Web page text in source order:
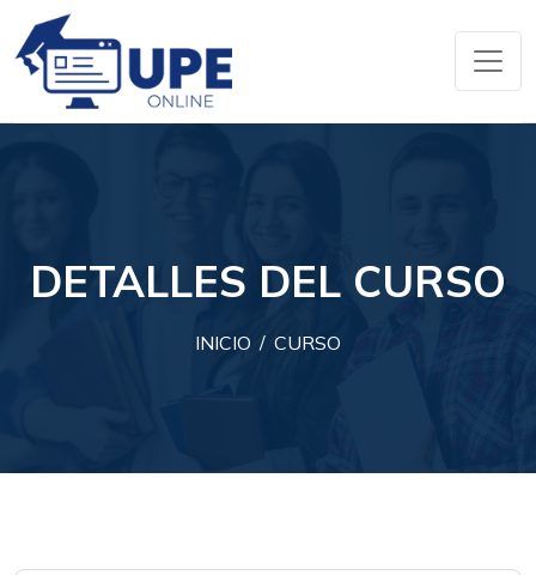
DETALLES DEL CURSO
INICIO CURSO